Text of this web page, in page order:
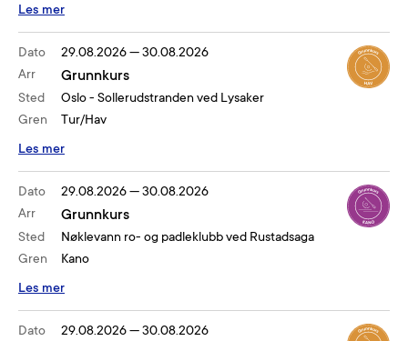
Les mer
Dato
Arr
Sted
Gren
29.08.2026—30.08.2026
Grunnkurs
Oslo - Sollerudstranden ved Lysaker
Tur/Hav
Les mer
Dato
Arr
Sted
Gren
29.08.2026—30.08.2026
Grunnkurs
Nøklevann ro- og padleklubb ved Rustadsaga
Kano
Les mer
Dato
29.08.2026—30.08.2026